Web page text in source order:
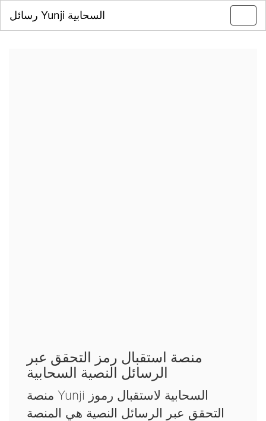
رسائل Yunji السحابية
منصة استقبال رمز التحقق عبر
الرسائل النصية السحابية
منصة Yunji السحابية لاستقبال رموز
التحقق عبر الرسائل النصية هي المنصة